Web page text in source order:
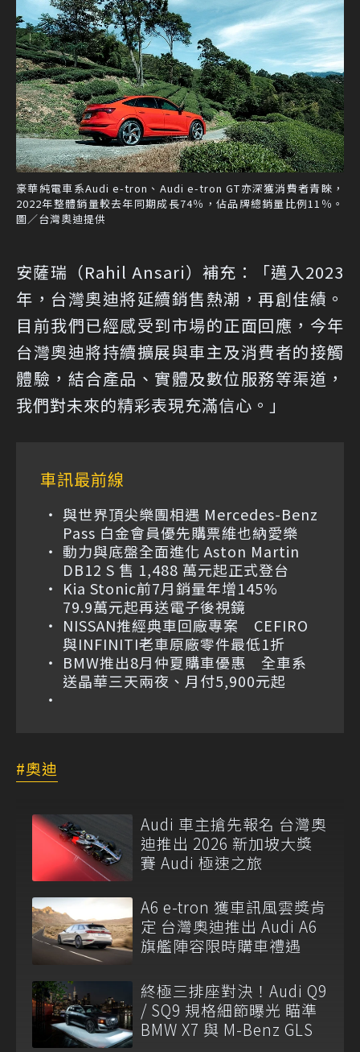
豪華純電車系Audi e-tron、Audi e-tron GT亦深獲消費者青睞，
2022年整體銷量較去年同期成長74％，佔品牌總銷量比例11％。
圖／台灣奧迪提供
安薩瑞（Rahil Ansari）補充：「邁入2023
年，台灣奧迪將延續銷售熱潮，再創佳績。
目前我們已經感受到市場的正面回應，今年
台灣奧迪將持續擴展與車主及消費者的接觸
體驗，結合產品、實體及數位服務等渠道，
我們對未來的精彩表現充滿信心。」
車訊最前線
與世界頂尖樂團相遇 Mercedes-Benz
Pass 白金會員優先購票維也納愛樂
動力與底盤全面進化 Aston Martin
DB12 S 售 1,488 萬元起正式登台
Kia Stonic前7月銷量年增145%
79.9萬元起再送電子後視鏡
NISSAN推經典車回廠專案 CEFIRO
與INFINITI老車原廠零件最低1折
BMW推出8月仲夏購車優惠 全車系
送晶華三天兩夜、月付5,900元起
奧迪
Audi 車主搶先報名 台灣奧
迪推出 2026 新加坡大獎
賽 Audi 極速之旅
A6 e-tron 獲車訊風雲獎肯
定 台灣奧迪推出 Audi A6
旗艦陣容限時購車禮遇
終極三排座對決！Audi Q9
/ SQ9 規格細節曝光 瞄準
BMW X7 與 M-Benz GLS